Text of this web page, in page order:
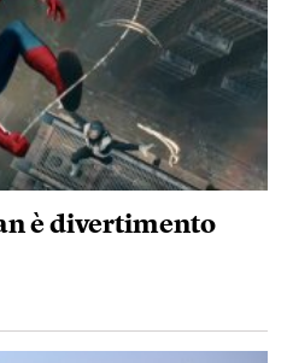
è divertimento